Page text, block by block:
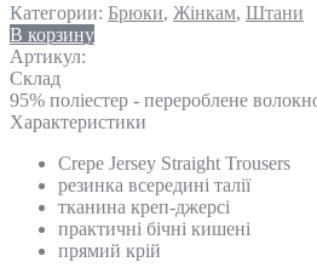
Категории: Брюки, Жінкам, Штани
В корзину
Артикул:
Склад
95% поліестер - перероблене
Характеристики
Crepe Jersey Straight Trousers
резинка всередині талії
тканина креп-джерсі
практичні бічні кишені
прямий крій